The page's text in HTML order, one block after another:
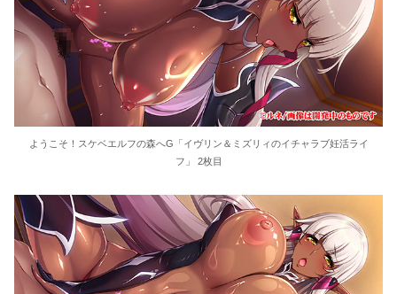
ようこそ！スケベエルフの森へG「イヴリン＆ミズリィのイチャラブ妊活ライ
フ」 2枚目